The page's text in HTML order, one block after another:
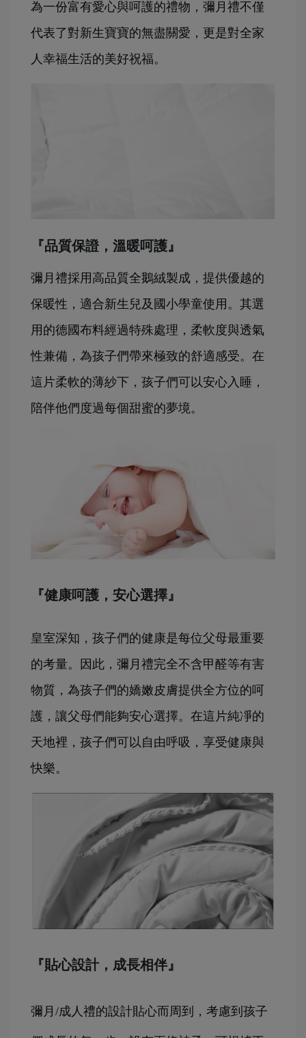
為一份富有愛心與呵護的禮物，彌月禮不僅
代表了對新生寶寶的無盡關愛，更是對全家
人幸福生活的美好祝福。
『品質保證，溫暖呵護』
彌月禮採用高品質全鵝絨製成，提供優越的
保暖性，適合新生兒及國小學童使用。其選
用的德國布料經過特殊處理，柔軟度與透氣
性兼備，為孩子們帶來極致的舒適感受。在
這片柔軟的薄紗下，孩子們可以安心入睡，
陪伴他們度過每個甜蜜的夢境。
『健康呵護，安心選擇』
皇室深知，孩子們的健康是每位父母最重要
的考量。因此，彌月禮完全不含甲醛等有害
物質，為孩子們的嬌嫩皮膚提供全方位的呵
護，讓父母們能夠安心選擇。在這片純凈的
天地裡，孩子們可以自由呼吸，享受健康與
快樂。
『貼心設計，成長相伴』
彌月/成人禮的設計貼心而周到，考慮到孩子